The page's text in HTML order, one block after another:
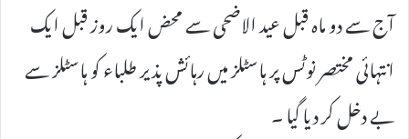
آج سے دو ماہ قبل عید الاضحی سے محض ایک روز قبل ایک
انتہائی مختصر نوٹس پر ہاسٹلز میں رہائش پذیر طلباء کو ہاسٹلز سے
بے دخل کر دیا گیا ۔